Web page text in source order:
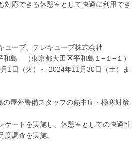
対応できる休憩室として快適に利用でき
ューブ、テレキューブ株式会社
和島 （東京都大田区平和島１−１−１）
1日（火）～ 2024年11月30日（土）ま
の屋外警備スタッフの熱中症・極寒対策
ケートを実施し、休憩室としての快適性
度調査を実施。